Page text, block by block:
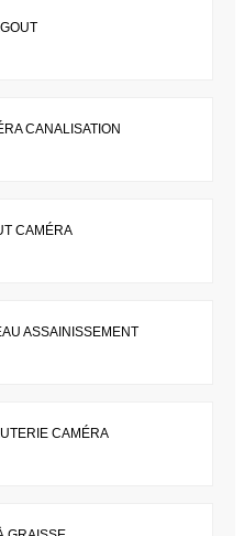
CANALISATION
CAMÉRA
ASSAINISSEMENT
CAMÉRA